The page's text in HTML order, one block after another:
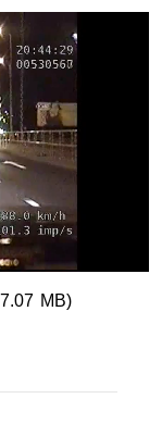
MB)